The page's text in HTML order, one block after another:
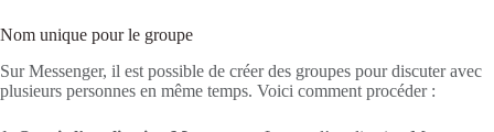
Nom unique pour le groupe
Sur Messenger, il est possible de créer des groupes pour discuter avec
plusieurs personnes en même temps. Voici comment procéder :